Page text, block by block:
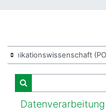
البحث